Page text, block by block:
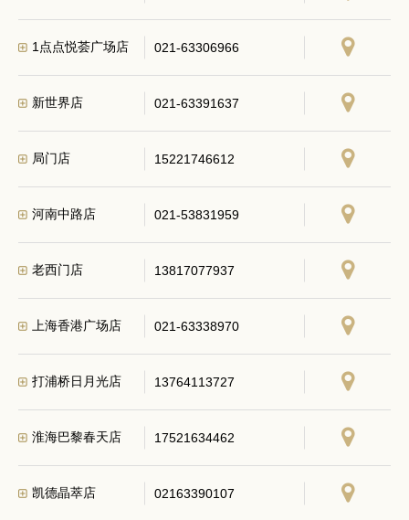
1点点悦荟广场店 021-63306966
新世界店 021-63391637
局门店 15221746612
河南中路店 021-53831959
老西门店 13817077937
上海香港广场店 021-63338970
打浦桥日月光店 13764113727
淮海巴黎春天店 17521634462
凯德晶萃店 02163390107